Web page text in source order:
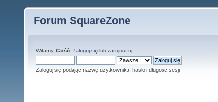
Forum SquareZone
Witamy, Gość Zaloguj się lub zarejestruj
Zaloguj się podając nazwę użytkownika, hasło i długość sesji